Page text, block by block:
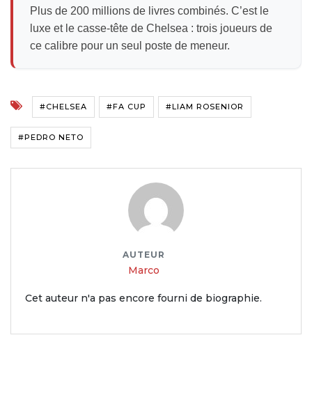
Plus de 200 millions de livres combinés. C’est le
luxe et le casse-tête de Chelsea : trois joueurs de
ce calibre pour un seul poste de meneur.
#CHELSEA #FA CUP #LIAM ROSENIOR
#PEDRO NETO
AUTEUR
Marco
Cet auteur n'a pas encore fourni de biographie.